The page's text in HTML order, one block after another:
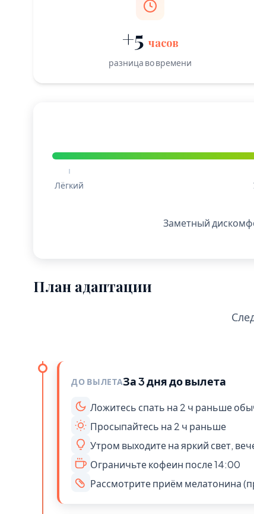
+5 часов
разница во времени
Лёгкий
Заметный
План адаптации
ДО ВЫЛЕТАЗа 3 дня до вылета
Ложитесь спать на 2 ч раньше
Просыпайтесь на 2 ч раньше
Утром выходите на яркий свет,
Ограничьте кофеин после 14:00
Рассмотрите приём мелатонина